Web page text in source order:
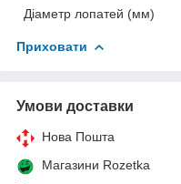
Діаметр лопатей (мм)
Приховати
Умови доставки
Нова Пошта
Магазини Rozetka